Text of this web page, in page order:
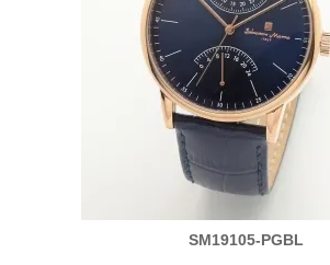
SM19105-PGBL